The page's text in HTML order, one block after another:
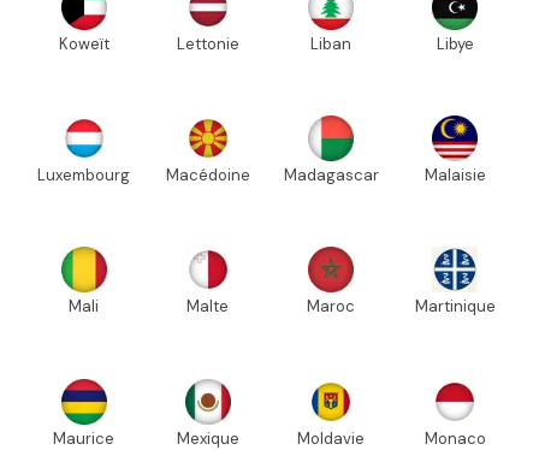
Koweït Lettonie Liban Libye
Luxembourg Macédoine Madagascar Malaisie
Mali Malte Maroc Martinique
Maurice Mexique Moldavie Monaco